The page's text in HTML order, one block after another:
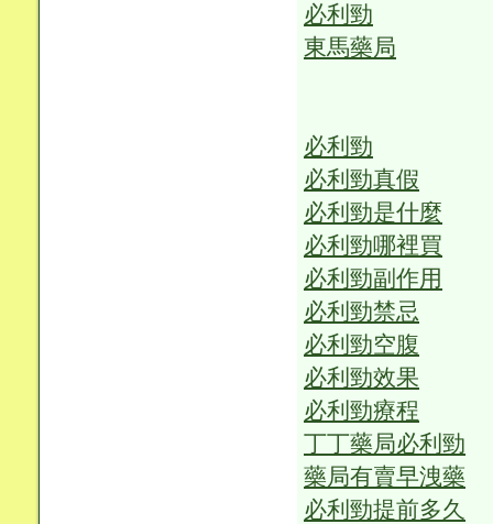
必利勁
東馬藥局
必利勁
必利勁真假
必利勁是什麼
必利勁哪裡買
必利勁副作用
必利勁禁忌
必利勁空腹
必利勁效果
必利勁療程
丁丁藥局必利勁
藥局有賣早洩藥
必利勁提前多久